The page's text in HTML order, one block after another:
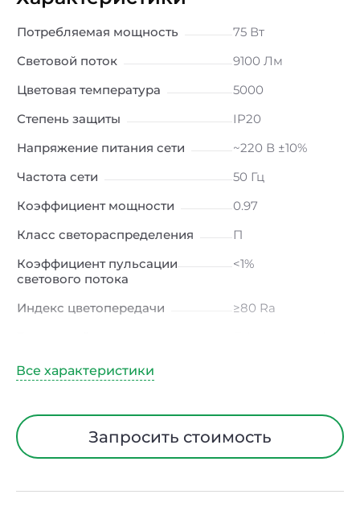
Потребляемая мощность
75 Вт
Световой поток
9100 Лм
Цветовая температура
5000
Степень защиты
IP20
Напряжение питания сети
~220 В ±10%
Частота сети
50 Гц
Коэффициент мощности
0.97
Класс светораспределения
П
Коэффициент пульсации
светового потока
<1%
Индекс цветопередачи
≥80 Ra
Угол рассеивания
Диапазон рабочих
температурЗапросить стоимость